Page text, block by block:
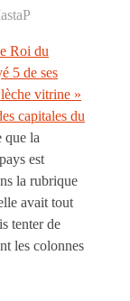
Roi du
5 de ses
vitrine »
capitales du
que la
est
la rubrique
avait tout
tenter de
les colonnes